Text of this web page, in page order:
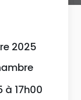
2025
à 17h00